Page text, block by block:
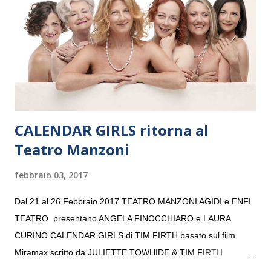
consecutivo. Il pubblico milanese avrà il piacere di applaudire i
giovani artisti della Baltic Sea Youth Philharmonic per la quarta
volta. L’orchestra, fondata nel 2008 da Kristjan Järvi (affiancato
da un prestigioso consiglio di consulent...
CALENDAR GIRLS ritorna al
Teatro Manzoni
febbraio 03, 2017
Dal 21 al 26 Febbraio 2017 TEATRO MANZONI AGIDI e ENFI
TEATRO presentano ANGELA FINOCCHIARO e LAURA
CURINO CALENDAR GIRLS di TIM FIRTH basato sul film
Miramax scritto da JULIETTE TOWHIDE & TIM FIRTH